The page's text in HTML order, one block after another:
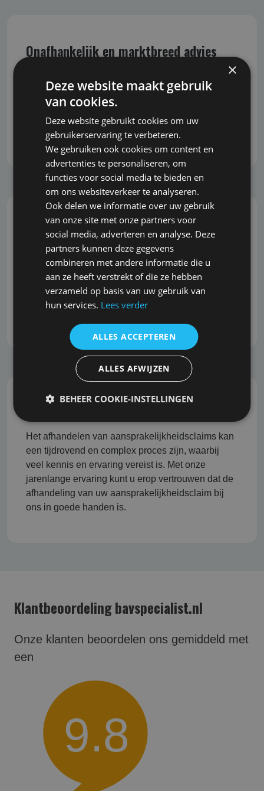
Onafhankelijk en marktbreed advies
waarbij we geen belang hebben bij de uitkomst
van het advies. Daardoor bent u verzekerd van
objectieve en eerlijke begeleiding bij het nemen
van belangrijke beslissingen.
Snel, correct en grondig
U wilt snel kunnen inspelen op veranderingen en
dit ten koste gaat van de grondigheid en kwaliteit
Het afhandelen van aansprakelijkheidsclaims kan
een tijdrovend en complex proces zijn, waarbij
veel kennis en ervaring vereist is. Met onze
jarenlange ervaring kunt u erop vertrouwen dat de
afhandeling van uw aansprakelijkheidsclaim bij
ons in goede handen is.
Klantbeoordeling bavspecialist.nl
Onze klanten beoordelen ons gemiddeld met
een
9.8
×
Deze website maakt gebruik
van cookies.
Deze website gebruikt cookies om uw
gebruikerservaring te verbeteren.
We gebruiken ook cookies om content en
advertenties te personaliseren, om
functies voor social media te bieden en
om ons websiteverkeer te analyseren.
Ook delen we informatie over uw gebruik
van onze site met onze partners voor
social media, adverteren en analyse. Deze
partners kunnen deze gegevens
combineren met andere informatie die u
aan ze heeft verstrekt of die ze hebben
verzameld op basis van uw gebruik van
hun services. Lees verder
ALLES ACCEPTEREN
ALLES AFWIJZEN
BEHEER COOKIE-INSTELLINGEN